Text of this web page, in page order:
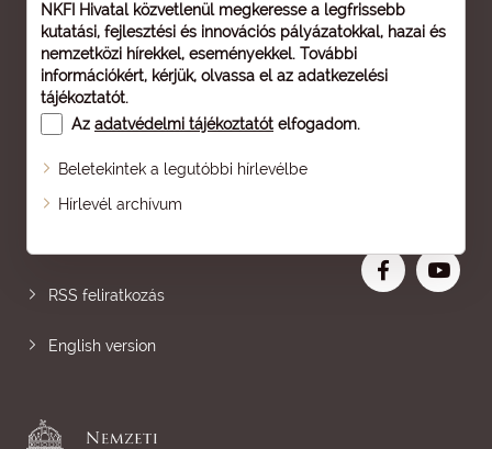
NKFI Hivatal közvetlenül megkeresse a legfrissebb
kutatási, fejlesztési és innovációs pályázatokkal, hazai és
nemzetközi hírekkel, eseményekkel. További
információkért, kérjük, olvassa el az adatkezelési
tájékoztatót.
Az adatvédelmi tájékoztatót elfogadom.
Beletekintek a legutóbbi hírlevélbe
Hírlevél archívum
Oldaltérkép
RSS feliratkozás
English version